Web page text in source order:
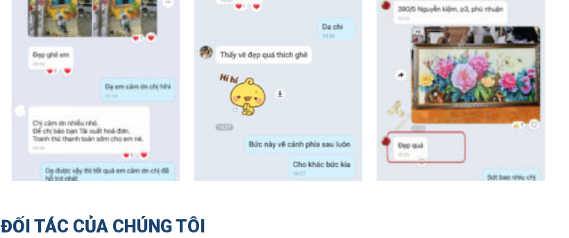
ĐỐI TÁC CỦA CHÚNG TÔI